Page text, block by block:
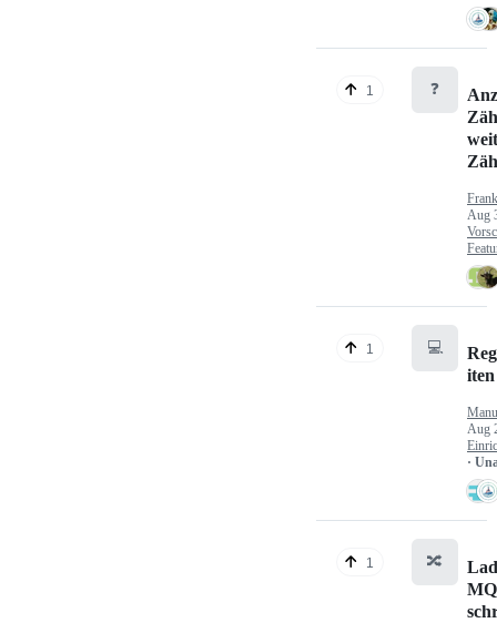
1 ❓
Aug
1 💻
iten
Aug
·
1 🔀